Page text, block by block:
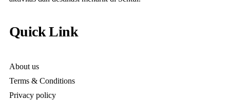
Quick Link
About us
Terms & Conditions
Privacy policy